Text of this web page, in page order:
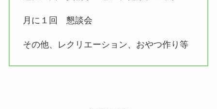
月に１回 懇談会
その他、レクリエーション、おやつ作り等